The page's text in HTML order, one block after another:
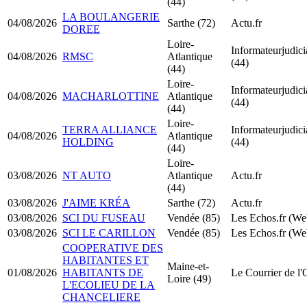
04/08/2026
LA BOULANGERIE
DOREE
Sarthe (72) Actu.fr
04/08/2026 RMSC
Loire-
Atlantique
(44)
(44)
04/08/2026 MACHARLOTTINE
Loire-
Atlantique
(44)
(44)
04/08/2026
TERRA ALLIANCE
HOLDING
Loire-
Atlantique
(44)
(44)
03/08/2026 NT AUTO
Loire-
Atlantique
(44)
Actu.fr
03/08/2026 J'AIME KRÉA Sarthe (72)
Actu.fr
03/08/2026 SCI DU FUSEAU Vendée (85)
Les Echos.fr
03/08/2026 SCI LE CARILLON Vendée (85) Les Echos.fr
01/08/2026
COOPERATIVE DES
HABITANTES ET
HABITANTS DE
L'ECOLIEU DE LA
CHANCELIERE
Maine-et-
Loire (49)
Le Courrier de